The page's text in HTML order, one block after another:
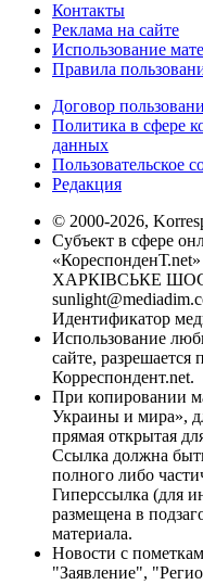
Контакты
Реклама на сайте
Использование
Правила
Договор
Политика в сфере
данных
Пользовательское
Редакция
© 2000-2026,
Субъект в сфере
ХАРКІВСЬКЕ ШОСЕ,
Идентификатор
Использование
сайте,
Корреспондент.net.
При копировании
Украины и мира»,
прямая открытая
Ссылка должна
полного либо
Гиперссылка (для
размещена в
материала.
Новости с
"Заявление",